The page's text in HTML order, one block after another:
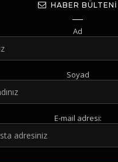
HABER BÜLTENI
Ad
Soyad
E-mail adresi: